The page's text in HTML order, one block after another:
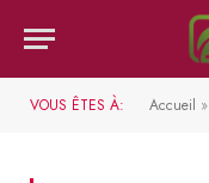
VOUS ÊTES À: Accueil »